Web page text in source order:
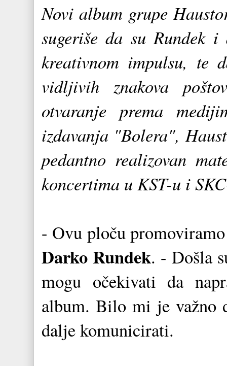
Novi album grupe
sugeriše da su Rundek
kreativnom impulsu, te
vidljivih znakova
otvaranje prema
izdavanja "Bolera",
pedantno realizovan
koncertima u KST-u i
- Ovu ploču
Darko Rundek. - Došla
mogu očekivati da
album. Bilo mi je važno
dalje komunicirati.